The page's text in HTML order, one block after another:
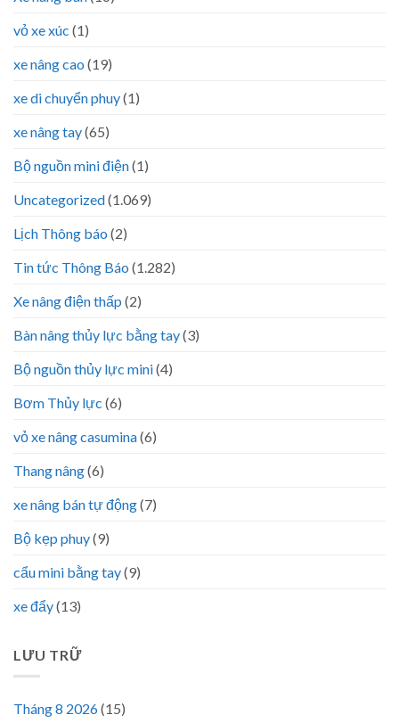
vỏ xe xúc (1)
xe nâng cao (19)
xe di chuyển phuy(1)
xe nâng tay(65)
Bộ nguồn mini điện(1)
Uncategorized(1.069)
Lịch Thông báo (2)
Tin tức Thông Báo (1.282)
Xe nâng điện thấp (2)
Bàn nâng thủy lực bằng tay(3)
Bộ nguồn thủy lực mini(4)
Bơm Thủy lực (6)
vỏ xe nâng casumina(6)
Thang nâng(6)
xe nâng bán tự động(7)
Bộ kẹp phuy(9)
cẩu mini bằng tay(9)
xe đẩy(13)
LƯU TRỮ
Tháng 8 2026(15)